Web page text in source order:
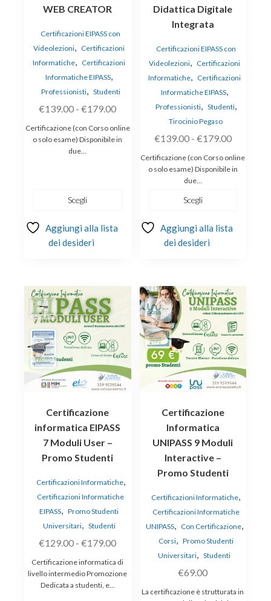
WEB CREATOR
Certificazioni EIPASS con
Videolezioni, Certificazioni
Informatiche, Certificazioni
Informatiche EIPASS,
Professionisti, Studenti
€139.00 - €179.00Fascia
di
prezzo:
€139.00
Certificazione (con Corso online
o solo esame) Disponibile in
due…
Scegli
prodotto
Aggiungi alla lista
dei desideri
Didattica Digitale
Integrata
Certificazioni EIPASS con
Videolezioni, Certificazioni
Informatiche, Certificazioni
Informatiche EIPASS,
Professionisti, Studenti,
Tirocinio Pegaso
€139.00 - €179.00Fascia
di
prezzo:
€179.00
Certificazione (con Corso online
o solo esame) Disponibile in
due…
Scegli
Aggiungi alla lista
dei desideri
Certificazione
informatica EIPASS
7 Moduli User –
Promo Studenti
Certificazioni Informatiche,
Certificazioni Informatiche
EIPASS, Promo Studenti
Universitari, Studenti
€129.00 - €179.00Fascia
di
prezzo:
Certificazione informatica di
livello intermedio Promozione
Dedicata a studenti, e…
Questo
prodotto
più
varianti.
Le
opzioni
essere
scelte
pagina
prodotto
Certificazione
Informatica
UNIPASS 9 Moduli
Interactive –
Promo Studenti
Certificazioni Informatiche,
Certificazioni Informatiche
UNIPASS, Con Certificazione,
Corsi, Promo Studenti
Universitari, Studenti
€69.00
La certificazione è strutturata in